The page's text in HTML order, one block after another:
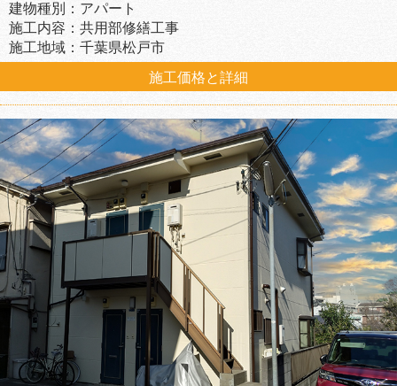
建物種別：アパート
施工内容：共用部修繕工事
施工地域：千葉県松戸市
施工価格と詳細